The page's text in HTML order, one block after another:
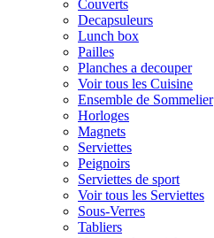
Couverts
Decapsuleurs
Lunch box
Pailles
Planches a decouper
Voir tous les Cuisine
Ensemble de Sommelier
Horloges
Magnets
Serviettes
Peignoirs
Serviettes de sport
Voir tous les Serviettes
Sous-Verres
Tabliers